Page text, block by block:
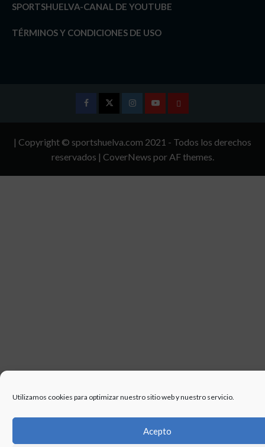
Utilizamos cookies para optimizar nuestro sitio web y nuestro servicio.
Acepto
SPORTSHUELVA-CANAL DE YOUTUBE
TÉRMINOS Y CONDICIONES DE USO
InstagramYoutubeTÉRMINOS
CONDICIONES
| Copyright © sportshuelva.com 2021 - Todos los derechos
reservados | CoverNews por AF themes.